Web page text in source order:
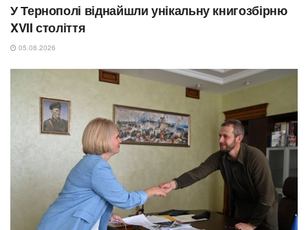
У Тернополі віднайшли унікальну книгозбірню
XVII століття
05.08.2026